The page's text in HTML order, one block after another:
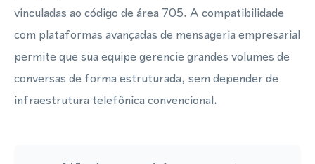
vinculadas ao código de área 705. A compatibilidade
com plataformas avançadas de mensageria empresarial
permite que sua equipe gerencie grandes volumes de
conversas de forma estruturada, sem depender de
infraestrutura telefônica convencional.